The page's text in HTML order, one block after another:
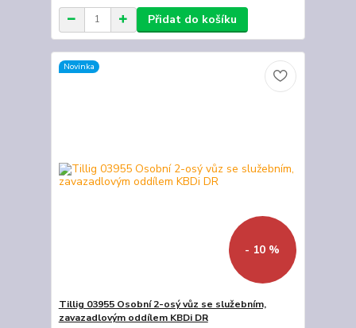
Přidat do košíku
Novinka
- 10 %
Tillig 03955 Osobní 2-osý vůz se služebním,
zavazadlovým oddílem KBDi DR